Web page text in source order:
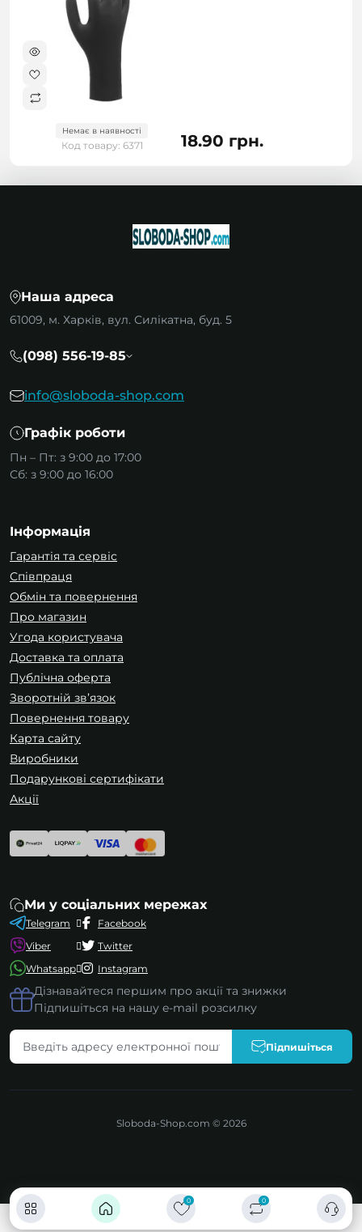
0 0
Немає в наявності
Код товару: 6371 18.90 грн.
Наша адреса
61009, м. Харків, вул. Силікатна, буд. 5
(098) 556-19-85
info@sloboda-shop.com
Графік роботи
Пн – Пт: з 9:00 до 17:00
Сб: з 9:00 до 16:00
Інформація
Гарантія та сервіс
Співпраця
Обмін та повернення
Про магазин
Угода користувача
Доставка та оплата
Публічна оферта
Зворотній зв’язок
Повернення товару
Карта сайту
Виробники
Подарункові сертифікати
Акції
Ми у соціальних мережах
Telegram
Viber
Whatsapp
Facebook
Twitter
Instagram
Дізнавайтеся першим про акції та знижки
Підпишіться на нашу e-mail розсилку
Підпишіться
Sloboda-Shop.com © 2026